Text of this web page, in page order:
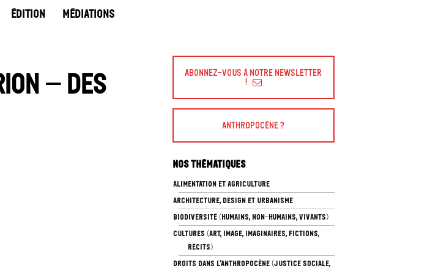
ÉDITION MÉDIATIONS
– Des
Abonnez-vous à Notre Newsletter
!
Anthropocène ?
Nos thématiques
ALIMENTATION ET AGRICULTURE
ARCHITECTURE, DESIGN ET URBANISME
BIODIVERSITÉ (HUMAINS, NON-HUMAINS, VIVANTS)
CULTURES (ART, IMAGE, IMAGINAIRES, FICTIONS,
RÉCITS)
DROITS DANS L’ANTHROPOCÈNE (JUSTICE SOCIALE,